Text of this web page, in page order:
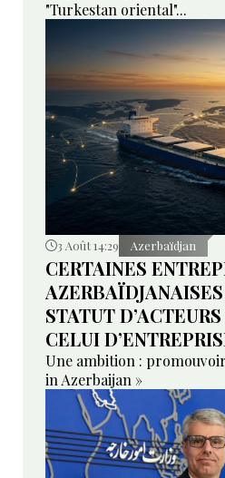
"Turkestan oriental"...
3 Août 14:29 Azerbaïdjan
CERTAINES
STATUT
CELUI
Une ambition :
in Azerbaijan »